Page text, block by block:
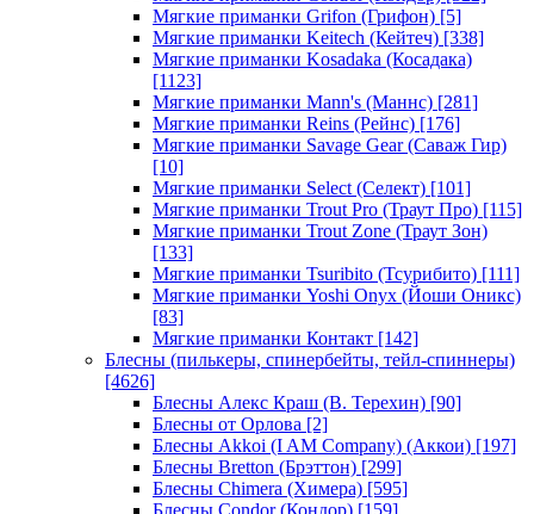
Мягкие приманки Grifon (Грифон) [5]
Мягкие приманки Keitech (Кейтеч) [338]
Мягкие приманки Kosadaka (Косадака)
[1123]
Мягкие приманки Mann's (Маннс) [281]
Мягкие приманки Reins (Рейнс) [176]
Мягкие приманки Savage Gear (Саваж Гир)
[10]
Мягкие приманки Select (Селект) [101]
Мягкие приманки Trout Pro (Траут Про) [115]
Мягкие приманки Trout Zone (Траут Зон)
[133]
Мягкие приманки Tsuribito (Тсурибито) [111]
Мягкие приманки Yoshi Onyx (Йоши Оникс)
[83]
Мягкие приманки Контакт [142]
Блесны (пилькеры, спинербейты, тейл-спиннеры)
[4626]
Блесны Алекс Краш (В. Терехин) [90]
Блесны от Орлова [2]
Блесны Akkoi (I AM Company) (Аккои) [197]
Блесны Bretton (Брэттон) [299]
Блесны Chimera (Химера) [595]